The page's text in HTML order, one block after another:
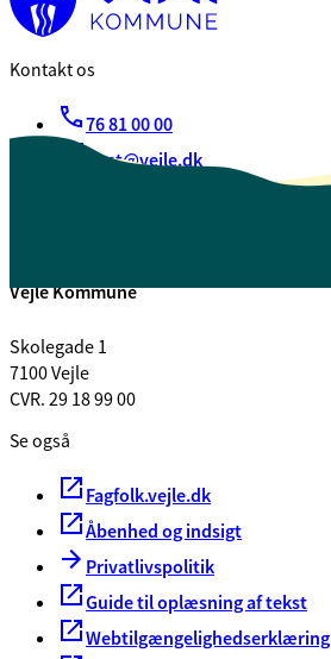
Kontakt os
76 81 00 00
post@vejle.dk
Vejle Kommune
Skolegade 1
7100 Vejle
CVR. 29 18 99 00
Se også
Fagfolk.vejle.dk
Åbenhed og indsigt
Privatlivspolitik
Guide til oplæsning af tekst
Webtilgængelighedserklæring